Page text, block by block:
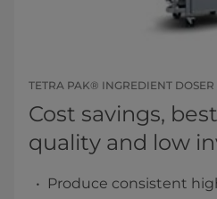
TETRA PAK® INGREDIENT DOSER
Cost savings,
quality and low
Produce consistent